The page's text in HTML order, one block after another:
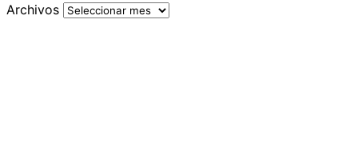
Archivos